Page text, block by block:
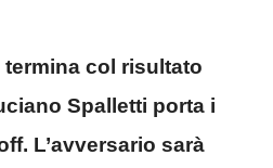
col risultato
Spalletti porta i
L’avversario sarà